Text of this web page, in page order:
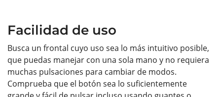
Facilidad de uso
Busca un frontal cuyo uso sea lo más intuitivo posible,
que puedas manejar con una sola mano y no requiera
muchas pulsaciones para cambiar de modos.
Comprueba que el botón sea lo suficientemente